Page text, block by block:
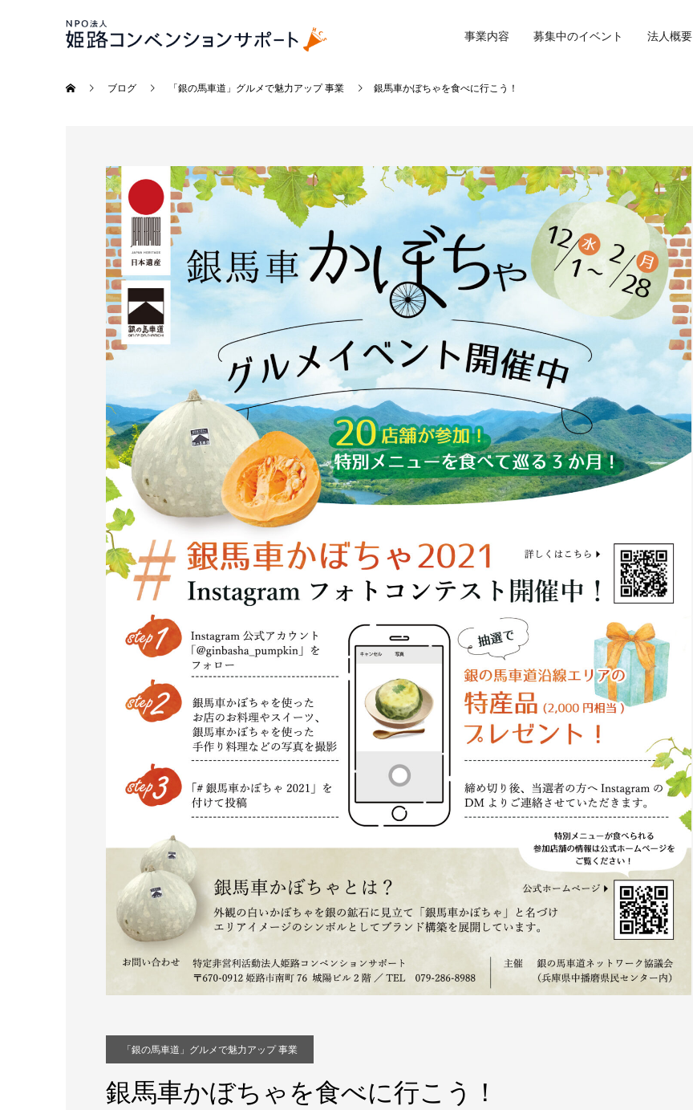
事業内容 募集中のイベント 法人概要
ブログ 「銀の馬車道」グルメで魅力アップ 事業 銀馬車かぼちゃを食べに行こう！
「銀の馬車道」グルメで魅力アップ 事業
銀馬車かぼちゃを食べに行こう！